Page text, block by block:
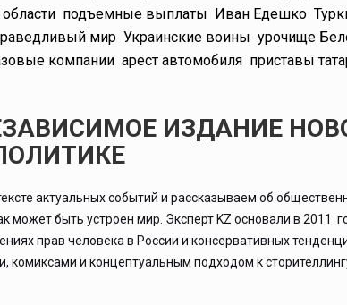
подъемные выплаты Иван Едешко
мир Украинские воины урочище
компании арест автомобиля приставы
ИЗДАНИЕ
актуальных событий и рассказываем об
может быть устроен мир. Эксперт KZ основали в
прав человека в России и консервативных
и концептуальным подходом к